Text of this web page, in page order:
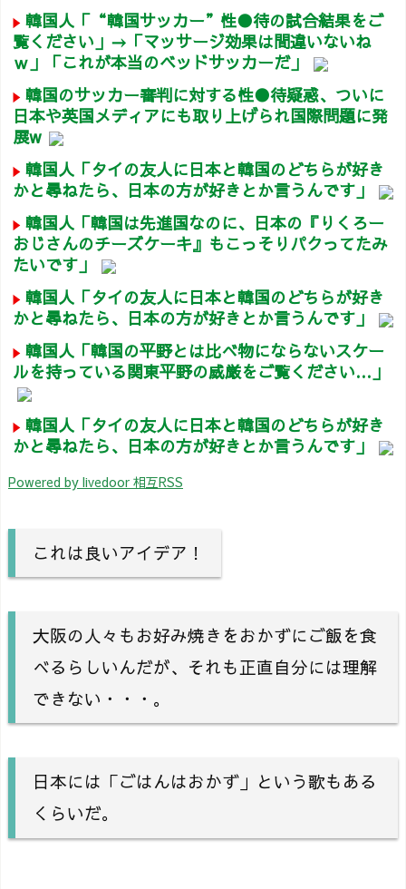
韓国人「“韓国サッカー”性●待の試合結果をご
覧ください」→「マッサージ効果は間違いないね
ｗ」「これが本当のベッドサッカーだ」
韓国のサッカー審判に対する性●待疑惑、ついに
日本や英国メディアにも取り上げられ国際問題に発
展w
韓国人「タイの友人に日本と韓国のどちらが好き
かと尋ねたら、日本の方が好きとか言うんです」
韓国人「韓国は先進国なのに、日本の『りくろー
おじさんのチーズケーキ』もこっそりパクってたみ
たいです」
韓国人「タイの友人に日本と韓国のどちらが好き
かと尋ねたら、日本の方が好きとか言うんです」
韓国人「韓国の平野とは比べ物にならないスケー
ルを持っている関東平野の威厳をご覧ください…」
韓国人「タイの友人に日本と韓国のどちらが好き
かと尋ねたら、日本の方が好きとか言うんです」
Powered by livedoor 相互RSS
これは良いアイデア！
大阪の人々もお好み焼きをおかずにご飯を食
べるらしいんだが、それも正直自分には理解
できない・・・。
日本には「ごはんはおかず」という歌もある
くらいだ。